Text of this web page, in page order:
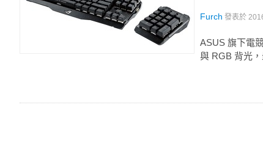
Furch 發表於
ASUS 旗下電
與 RGB 背光